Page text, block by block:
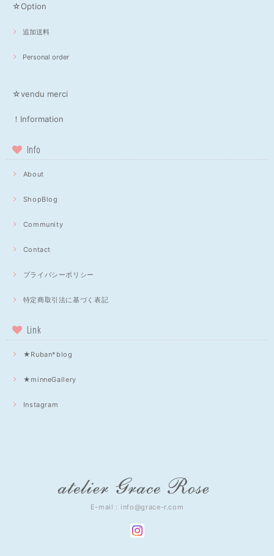
☆Option
追加送料
Personal order
☆vendu merci
！Information
Info
About
ShopBlog
Community
Contact
プライバシーポリシー
特定商取引法に基づく表記
Link
★Ruban*blog
★minneGallery
Instagram
E-mail： info@grace-r.com